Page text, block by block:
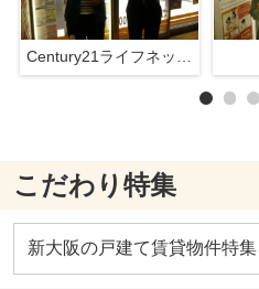
こだわり特集
新大阪の戸建て賃貸物件特集